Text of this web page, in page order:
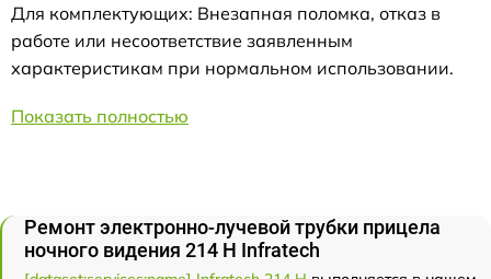
Для комплектующих: Внезапная поломка, отказ в
работе или несоответствие заявленным
характеристикам при нормальном использовании.
Показать полностью
Ремонт электронно-лучевой трубки прицела
ночного видения 214 Н Infratech